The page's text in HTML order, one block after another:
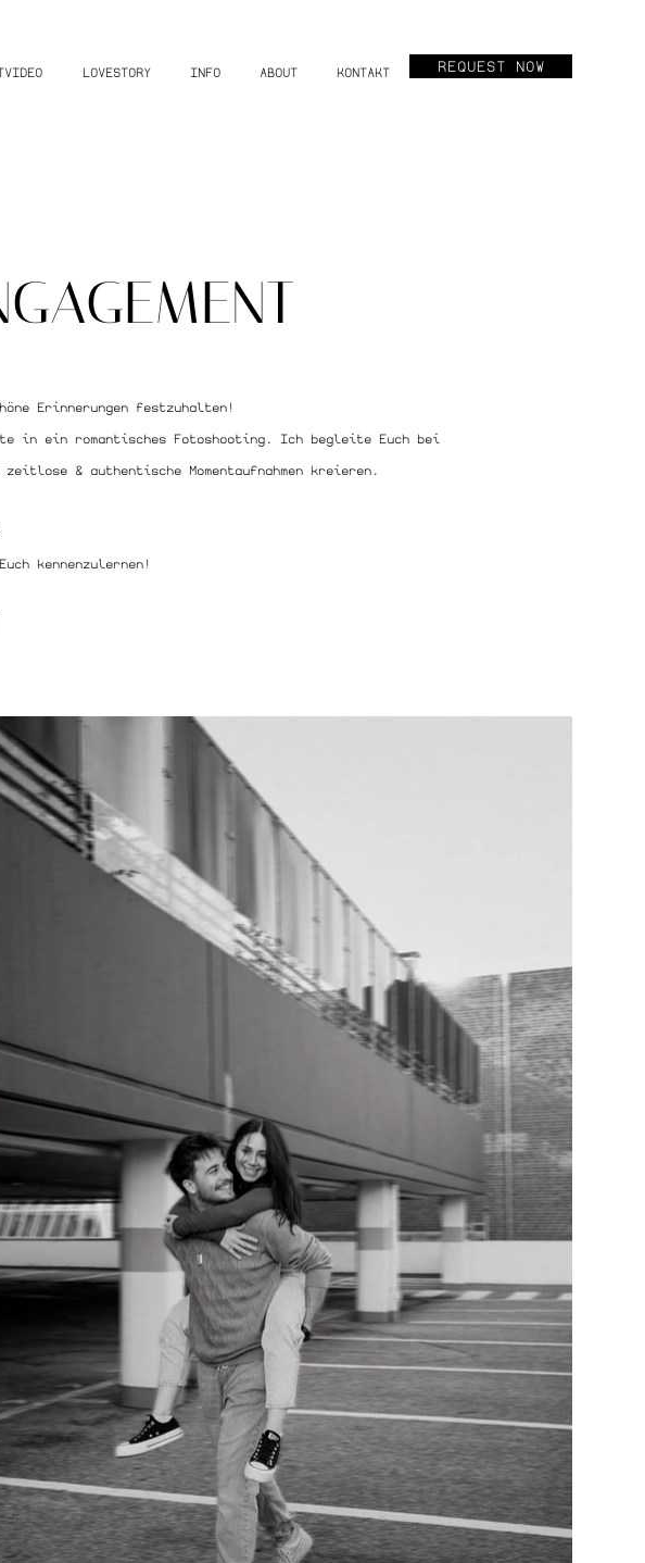
LOVESTORY INFO ABOUT KONTAKT REQUEST NOW
Erinnerungen festzuhalten!
in ein romantisches Fotoshooting. Ich begleite Euch bei
& authentische Momentaufnahmen kreieren.
kennenzulernen!